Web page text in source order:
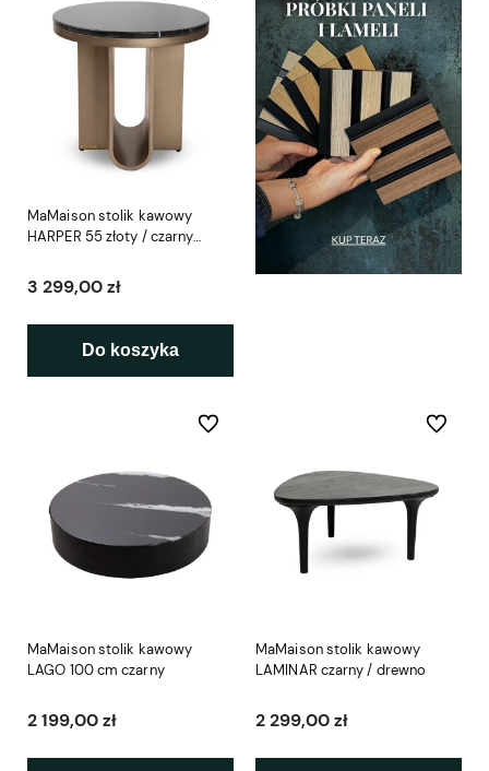
MaMaison stolik kawowy
HARPER 55 złoty / czarny
3 299,00 zł
Do koszyka
MaMaison stolik kawowy
LAGO 100 cm czarny
2 199,00 zł
Do ulubionych
MaMaison stolik kawowy
LAMINAR czarny / drewno
2 299,00 zł
Do